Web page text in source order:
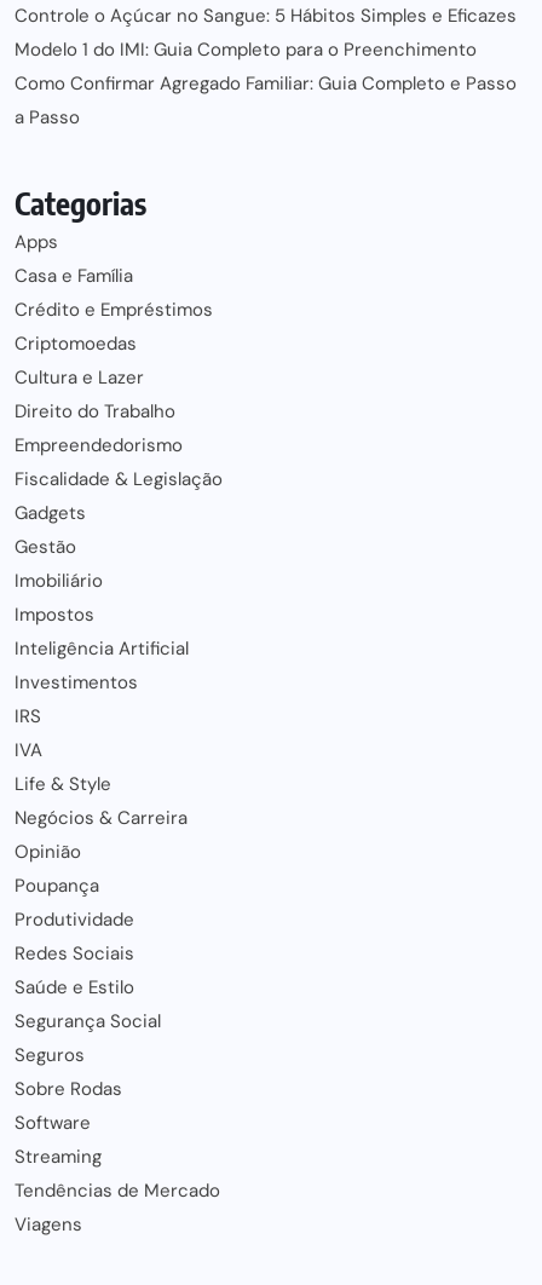
Controle o Açúcar no Sangue: 5 Hábitos Simples e Eficazes
Modelo 1 do IMI: Guia Completo para o Preenchimento
Como Confirmar Agregado Familiar: Guia Completo e Passo
a Passo
Categorias
Apps
Casa e Família
Crédito e Empréstimos
Criptomoedas
Cultura e Lazer
Direito do Trabalho
Empreendedorismo
Fiscalidade & Legislação
Gadgets
Gestão
Imobiliário
Impostos
Inteligência Artificial
Investimentos
IRS
IVA
Life & Style
Negócios & Carreira
Opinião
Poupança
Produtividade
Redes Sociais
Saúde e Estilo
Segurança Social
Seguros
Sobre Rodas
Software
Streaming
Tendências de Mercado
Viagens